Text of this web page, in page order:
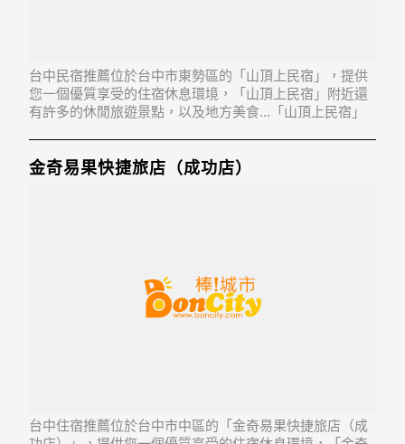
台中民宿推薦位於台中市東勢區的「山頂上民宿」，提供
您一個優質享受的住宿休息環境，「山頂上民宿」附近還
有許多的休閒旅遊景點，以及地方美食...「山頂上民宿」
金奇易果快捷旅店（成功店）
台中住宿推薦位於台中市中區的「金奇易果快捷旅店（成